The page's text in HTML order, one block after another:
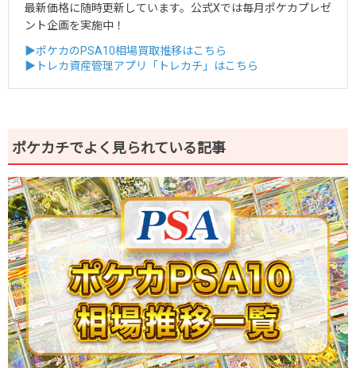
最新価格に随時更新しています。公式Xでは毎月ポケカプレゼ
ント企画を実施中！
▶ポケカのPSA10相場買取推移はこちら
▶トレカ資産管理アプリ「トレカチ」はこちら
ポケカチでよく見られている記事